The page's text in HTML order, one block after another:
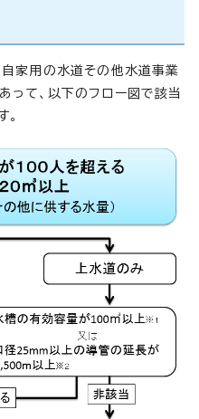
自家用の水道その他水道事業
って、以下のフロー図で該当
。